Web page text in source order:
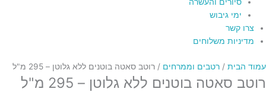
סיורים והעשרה
ימי גיבוש
צרו קשר
מדיניות משלוחים
עמוד הבית / רטבים וממרחים / רוטב סאטה בוטנים ללא גלוטן – 295 מ"ל
רוטב סאטה בוטנים ללא גלוטן – 295 מ"ל